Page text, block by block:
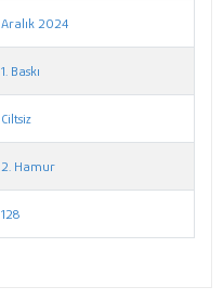
Aralık 2024
1. Baskı
Ciltsiz
2. Hamur
128